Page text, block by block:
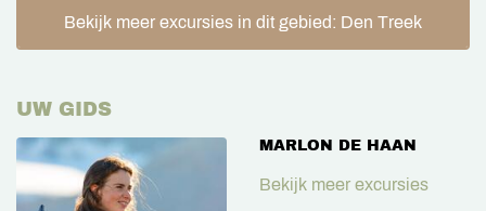
Bekijk meer excursies in dit gebied: Den Treek
UW GIDS
MARLON DE HAAN
Bekijk meer excursies